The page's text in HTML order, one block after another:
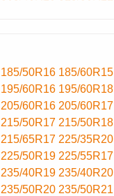
185/50R16 185/60R15
195/60R16 195/60R18
205/60R16 205/60R17
215/50R17 215/50R18
215/65R17 225/35R20
225/50R19 225/55R17
235/40R19 235/40R20
235/50R20 235/50R21